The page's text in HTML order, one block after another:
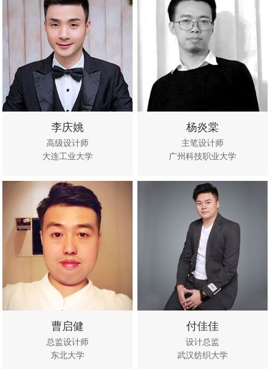
询 品 询
李庆姚
高级设计师
大连工业大学
立即咨
询
查看作
品
杨炎棠
主笔设计师
广州科技职业大学
立即咨 查看作
曹启健
总监设计师
东北大学
付佳佳
设计总监
武汉纺织大学